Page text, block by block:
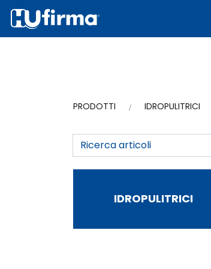
PRODOTTI IDROPULITRICI
IDROPULITRICI